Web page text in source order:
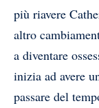
più riavere
altro
a diventare
inizia ad avere
passare del